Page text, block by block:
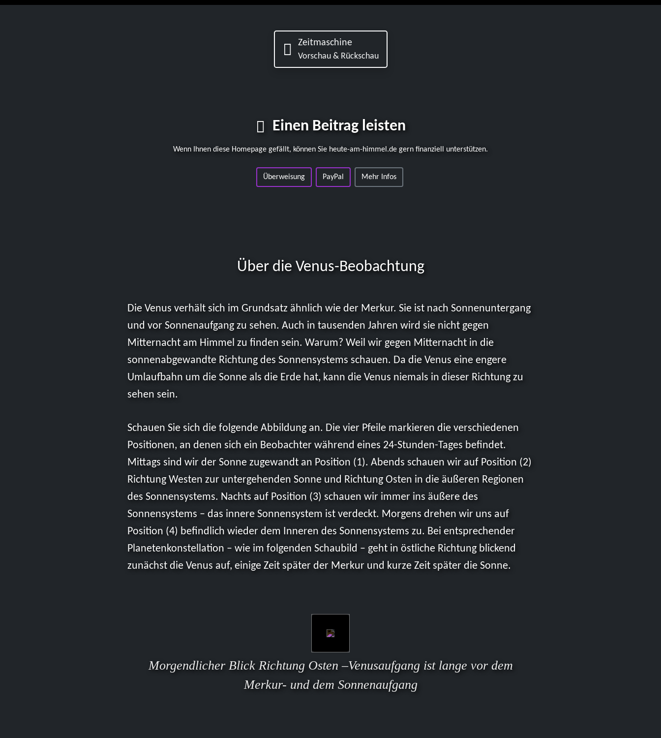
Zeitmaschine
Vorschau & Rückschau
Einen Beitrag leisten
Wenn Ihnen diese Homepage gefällt, können Sie heute-am-himmel.de gern finanziell unterstützen.
Überweisung PayPal Mehr Infos
Über die Venus-Beobachtung
Die Venus verhält sich im Grundsatz ähnlich wie der Merkur. Sie ist nach Sonnenuntergang
und vor Sonnenaufgang zu sehen. Auch in tausenden Jahren wird sie nicht gegen
Mitternacht am Himmel zu finden sein. Warum? Weil wir gegen Mitternacht in die
sonnenabgewandte Richtung des Sonnensystems schauen. Da die Venus eine engere
Umlaufbahn um die Sonne als die Erde hat, kann die Venus niemals in dieser Richtung zu
sehen sein.
Schauen Sie sich die folgende Abbildung an. Die vier Pfeile markieren die verschiedenen
Positionen, an denen sich ein Beobachter während eines 24-Stunden-Tages befindet.
Mittags sind wir der Sonne zugewandt an Position (1). Abends schauen wir auf Position (2)
Richtung Westen zur untergehenden Sonne und Richtung Osten in die äußeren Regionen
des Sonnensystems. Nachts auf Position (3) schauen wir immer ins äußere des
Sonnensystems – das innere Sonnensystem ist verdeckt. Morgens drehen wir uns auf
Position (4) befindlich wieder dem Inneren des Sonnensystems zu. Bei entsprechender
Planetenkonstellation – wie im folgenden Schaubild – geht in östliche Richtung blickend
zunächst die Venus auf, einige Zeit später der Merkur und kurze Zeit später die Sonne.
Morgendlicher Blick Richtung Osten –Venusaufgang ist lange vor dem
Merkur- und dem Sonnenaufgang